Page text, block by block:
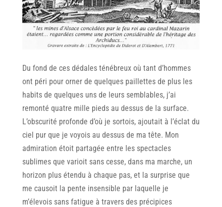
Du fond de ces dédales ténébreux où tant d’hommes
ont péri pour orner de quelques paillettes de plus les
habits de quelques uns de leurs semblables, j’ai
remonté quatre mille pieds au dessus de la surface.
L’obscurité profonde d’où je sortois, ajoutait à l’éclat du
ciel pur que je voyois au dessus de ma tête. Mon
admiration étoit partagée entre les spectacles
sublimes que varioit sans cesse, dans ma marche, un
horizon plus étendu à chaque pas, et la surprise que
me causoit la pente insensible par laquelle je
m’élevois sans fatigue à travers des précipices